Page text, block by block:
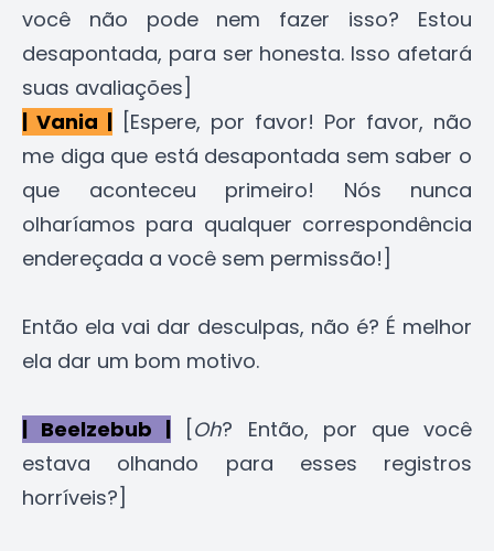
você não pode nem fazer isso? Estou
desapontada, para ser honesta. Isso afetará
suas avaliações]
| Vania | [Espere, por favor! Por favor, não
me diga que está desapontada sem saber o
que aconteceu primeiro! Nós nunca
olharíamos para qualquer correspondência
endereçada a você sem permissão!]
Então ela vai dar desculpas, não é? É melhor
ela dar um bom motivo.
| Beelzebub | [Oh? Então, por que você
estava olhando para esses registros
horríveis?]